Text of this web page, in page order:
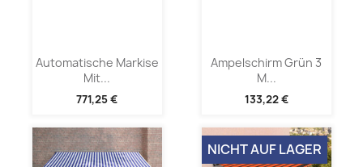
Automatische Markise
Mit...
771,25 €
Ampelschirm Grün 3
M...
133,22 €
NICHT AUF LAGER